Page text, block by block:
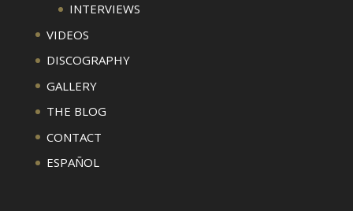
INTERVIEWS
VIDEOS
DISCOGRAPHY
GALLERY
THE BLOG
CONTACT
ESPAÑOL